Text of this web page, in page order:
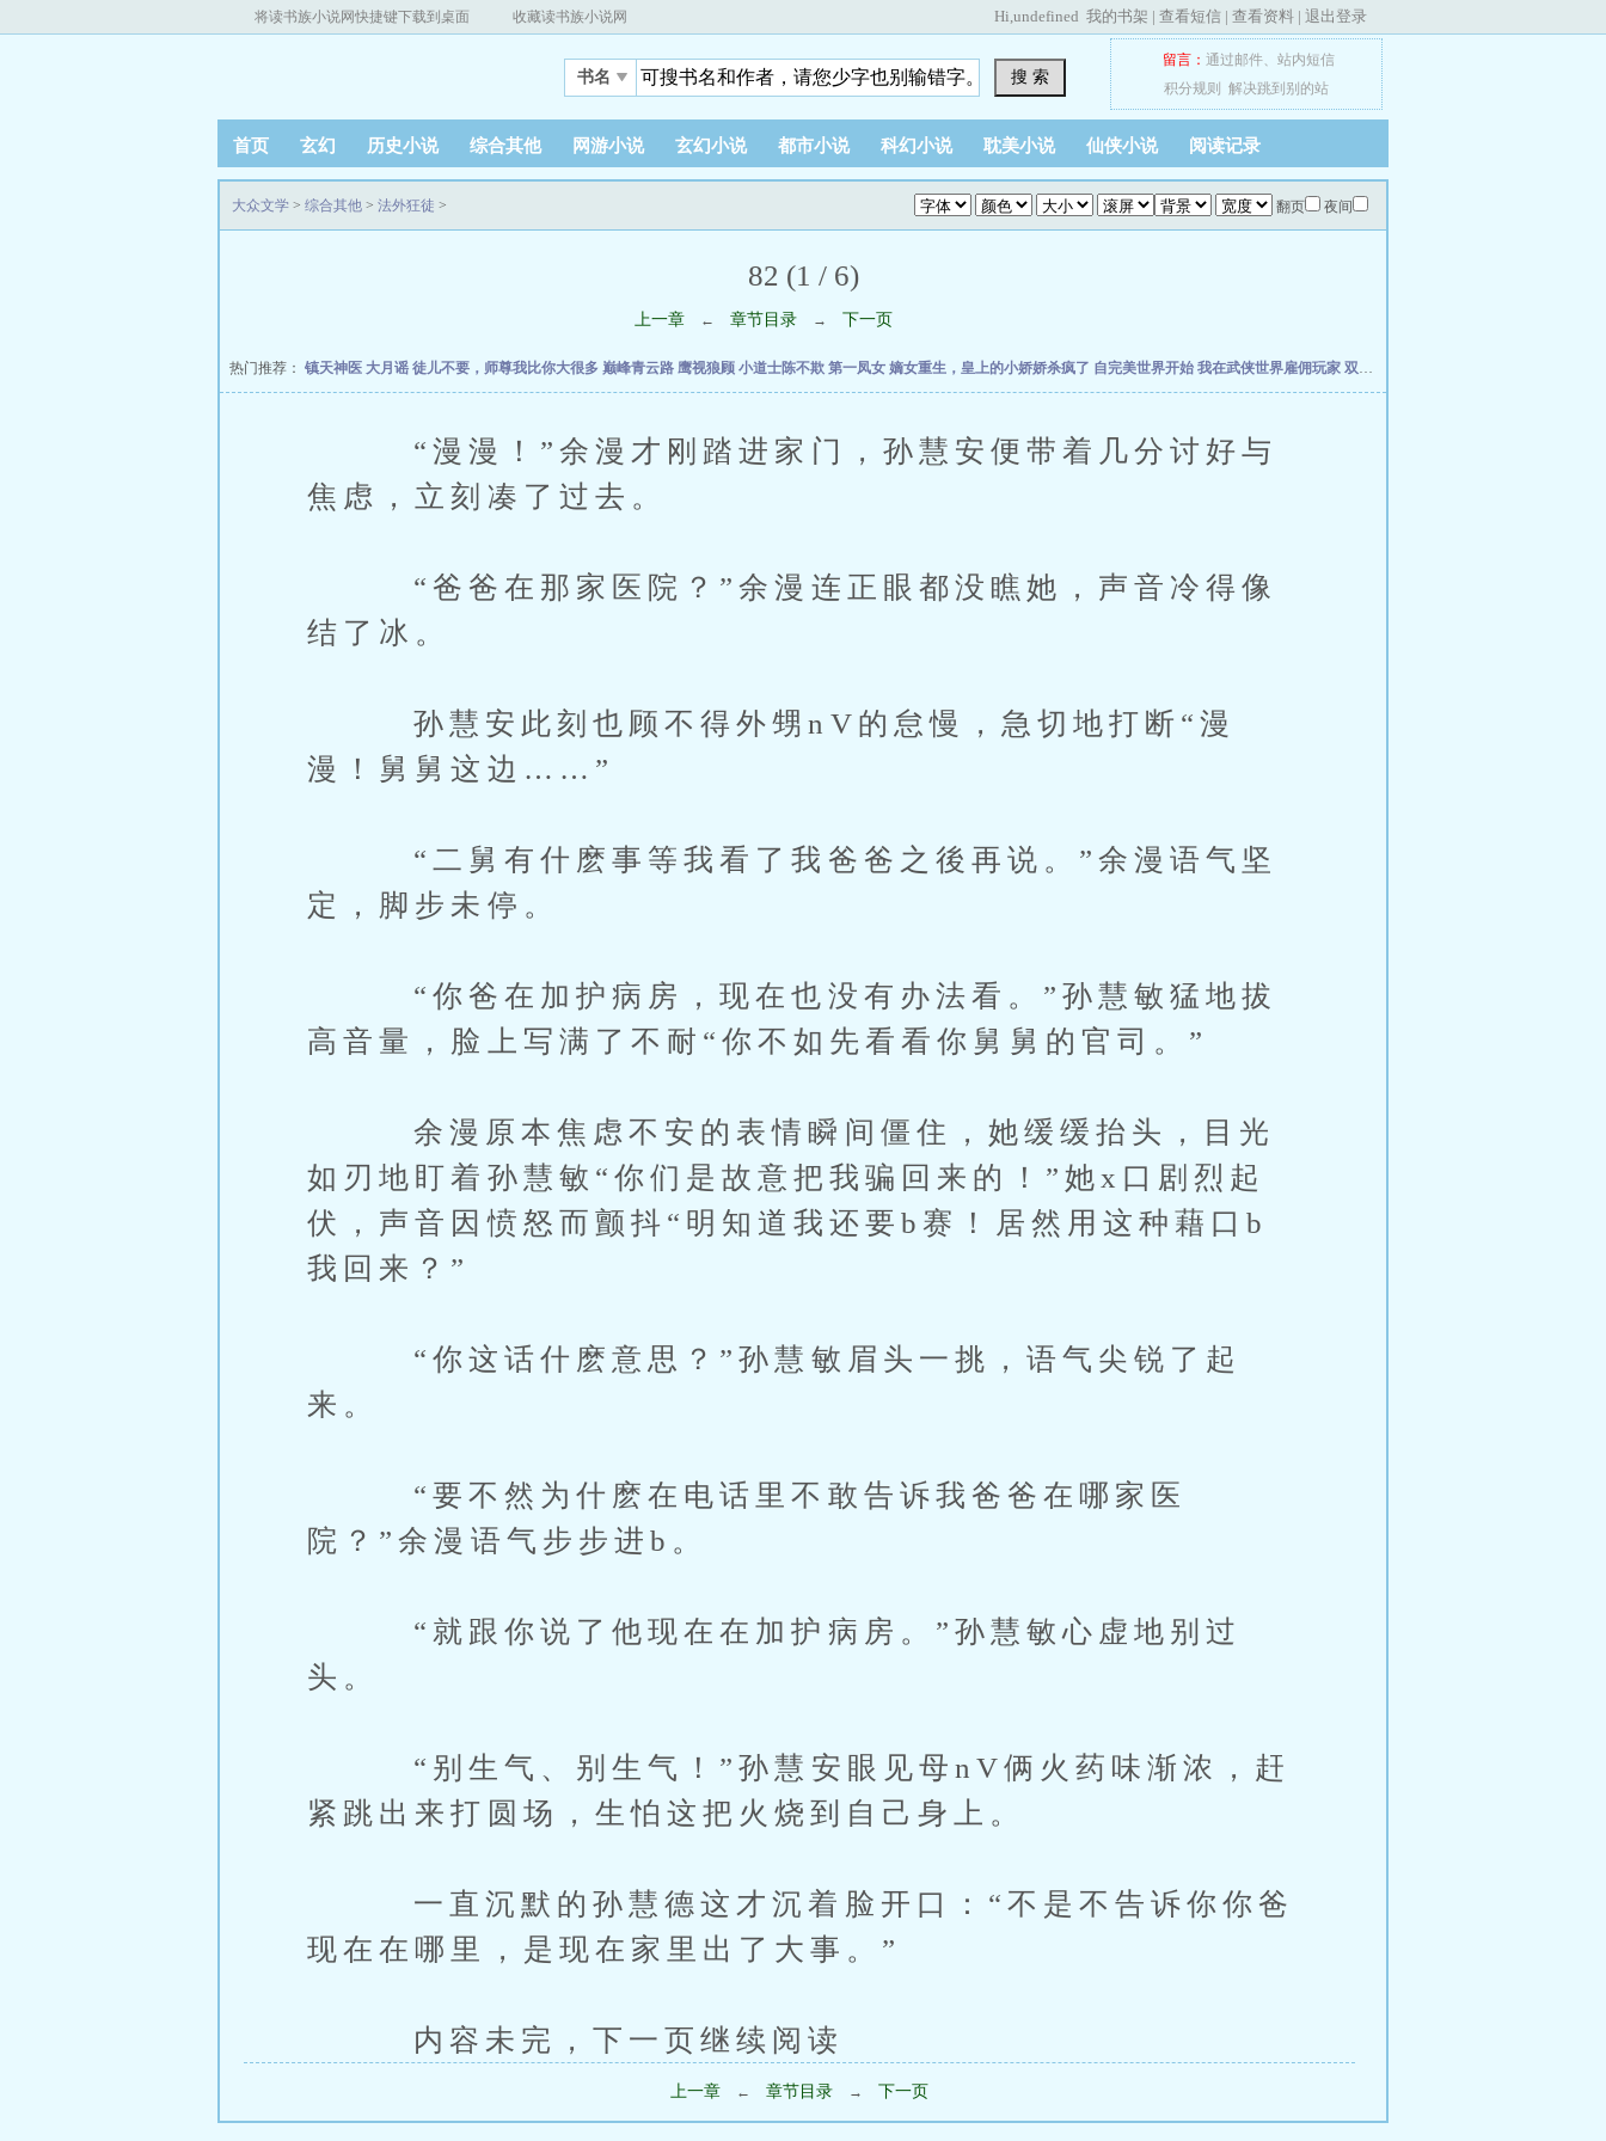
将读书族小说网快捷键下载到桌面 收藏读书族小说网 Hi,undefined 我的书架 | 查看短信 | 查看资料 | 退出登录
书名 搜 索
留言： 通过邮件、 站内短信
积分规则
解决跳到别的站
首页 玄幻 历史小说 综合其他 网游小说 玄幻小说 都市小说 科幻小说 耽美小说 仙侠小说 阅读记录
翻页 夜间
大众文学 > 综合其他 > 法外狂徒 >
82 (1 / 6)
上一章 ← 章节目录 → 下一页
热门推荐： 镇天神医 大月谣 徒儿不要，师尊我比你大很多 巅峰青云路 鹰视狼顾 小道士陈不欺 第一凤女 嫡女重生，皇上的小娇娇杀疯了 自完美世界开始 我在武侠世界雇佣玩家 双穿，从当个倒爷开始
“漫漫！”余漫才刚踏进家门，孙慧安便带着几分讨好与
焦虑，立刻凑了过去。
“爸爸在那家医院？”余漫连正眼都没瞧她，声音冷得像
结了冰。
孙慧安此刻也顾不得外甥nV的怠慢，急切地打断“漫
漫！舅舅这边……”
“二舅有什麽事等我看了我爸爸之後再说。”余漫语气坚
定，脚步未停。
“你爸在加护病房，现在也没有办法看。”孙慧敏猛地拔
高音量，脸上写满了不耐“你不如先看看你舅舅的官司。”
余漫原本焦虑不安的表情瞬间僵住，她缓缓抬头，目光
如刃地盯着孙慧敏“你们是故意把我骗回来的！”她x口剧烈起
伏，声音因愤怒而颤抖“明知道我还要b赛！居然用这种藉口b
我回来？”
“你这话什麽意思？”孙慧敏眉头一挑，语气尖锐了起
来。
“要不然为什麽在电话里不敢告诉我爸爸在哪家医
院？”余漫语气步步进b。
“就跟你说了他现在在加护病房。”孙慧敏心虚地别过
头。
“别生气、别生气！”孙慧安眼见母nV俩火药味渐浓，赶
紧跳出来打圆场，生怕这把火烧到自己身上。
一直沉默的孙慧德这才沉着脸开口：“不是不告诉你你爸
现在在哪里，是现在家里出了大事。”
内容未完，下一页继续阅读
上一章 ← 章节目录 → 下一页